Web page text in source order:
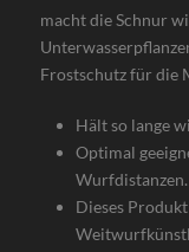
macht die Schnur
Frostschutz für die
Hält so lange
Optimal
Wurfdistanzen.
Dieses